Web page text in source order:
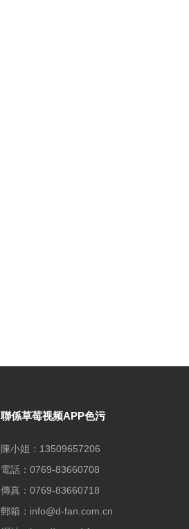
聯係草莓视频APP色污
陳小姐：13509657206
電話：0769-83660708
傳真：0769-83660718
郵箱：info@d-fan.com.cn